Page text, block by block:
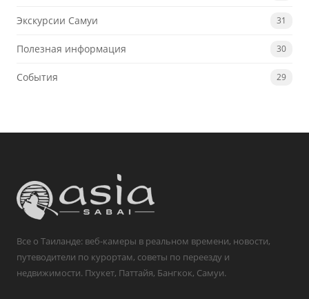
Экскурсии Самуи 31
Полезная информация 30
События 29
Все о Таиланде: веб-камеры в реальном времени, новости,
путеводители по курортам, советы по переезду и
недвижимости. Пхукет, Паттайя, Бангкок, Самуи.